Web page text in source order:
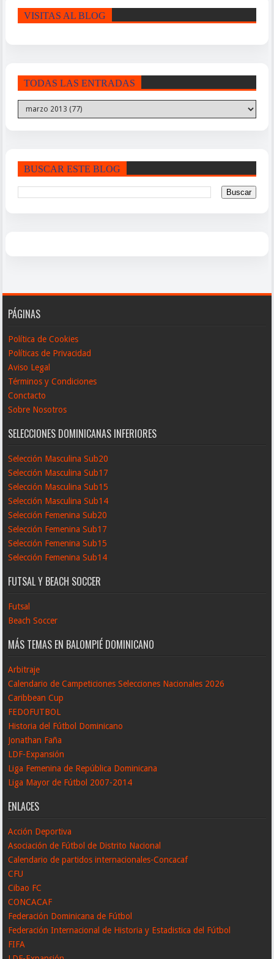
VISITAS AL BLOG
TODAS LAS ENTRADAS
BUSCAR ESTE BLOG
PÁGINAS
Política de Cookies
Políticas de Privacidad
Aviso Legal
Términos y Condiciones
Conctacto
Sobre Nosotros
SELECCIONES DOMINICANAS INFERIORES
Selección Masculina Sub20
Selección Masculina Sub17
Selección Masculina Sub15
Selección Masculina Sub14
Selección Femenina Sub20
Selección Femenina Sub17
Selección Femenina Sub15
Selección Femenina Sub14
FUTSAL Y BEACH SOCCER
Futsal
Beach Soccer
MÁS TEMAS EN BALOMPIÉ DOMINICANO
Arbitraje
Calendario de Campeticiones Selecciones Nacionales 2026
Caribbean Cup
FEDOFUTBOL
Historia del Fútbol Dominicano
Jonathan Faña
LDF-Expansión
Liga Femenina de República Dominicana
Liga Mayor de Fútbol 2007-2014
ENLACES
Acción Deportiva
Asociación de Fútbol de Distrito Nacional
Calendario de partidos internacionales-Concacaf
CFU
Cibao FC
CONCACAF
Federación Dominicana de Fútbol
Federación Internacional de Historia y Estadistica del Fútbol
FIFA